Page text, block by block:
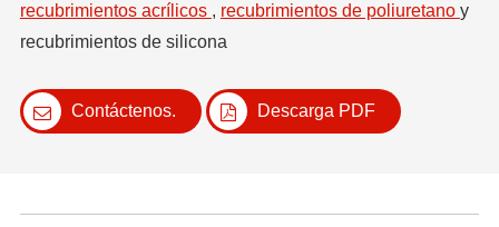
recubrimientos acrílicos , recubrimientos de poliuretano y
recubrimientos de silicona
Contáctenos. Descarga PDF